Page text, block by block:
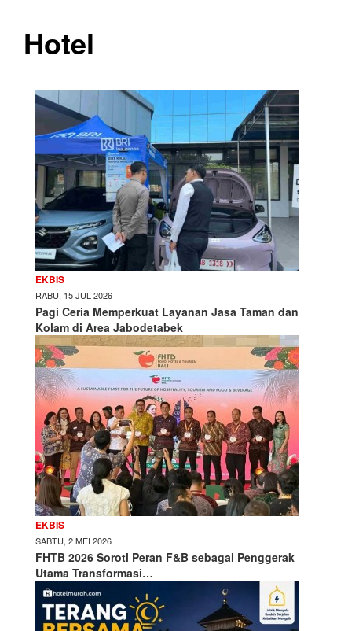
Hotel
EKBIS
RABU, 15 JUL 2026
Pagi Ceria Memperkuat Layanan Jasa Taman dan
Kolam di Area Jabodetabek
EKBIS
SABTU, 2 MEI 2026
FHTB 2026 Soroti Peran F&B sebagai Penggerak
Utama Transformasi…